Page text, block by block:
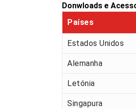
Donwloads e
Países
Estados Unidos
Alemanha
Letónia
Singapura